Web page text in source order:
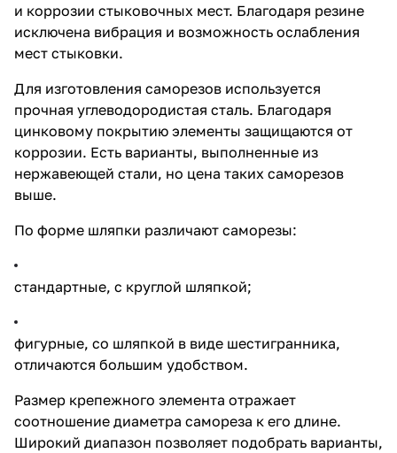
и коррозии стыковочных мест. Благодаря резине
исключена вибрация и возможность ослабления
мест стыковки.
Для изготовления саморезов используется
прочная углеводородистая сталь. Благодаря
цинковому покрытию элементы защищаются от
коррозии. Есть варианты, выполненные из
нержавеющей стали, но цена таких саморезов
выше.
По форме шляпки различают саморезы:
стандартные, с круглой шляпкой;
фигурные, со шляпкой в виде шестигранника,
отличаются большим удобством.
Размер крепежного элемента отражает
соотношение диаметра самореза к его длине.
Широкий диапазон позволяет подобрать варианты,